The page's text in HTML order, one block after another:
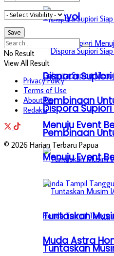
Dispora Supiori
Pembinaan
Menuju Event
Tuntaskan
Muda Astra
Spanyol
Dispora Supiori
Pembinaan
Menuju Event
Tuntaskan
No Result
View All Result
Privacy Policy
Terms of Use
About Us
Redaksi
© 2026 Harian Terbaru Papua